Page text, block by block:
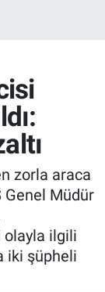
zorla araca
Genel Müdür
olayla ilgili
iki şüpheli